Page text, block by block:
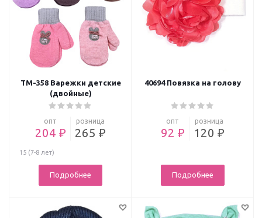
ТМ-358 Варежки детские
(двойные)
опт
204 ₽
розница
265 ₽
15 (7-8 лет)
Подробнее
40694 Повязка на голову
опт
92 ₽
розница
120 ₽
Подробнее